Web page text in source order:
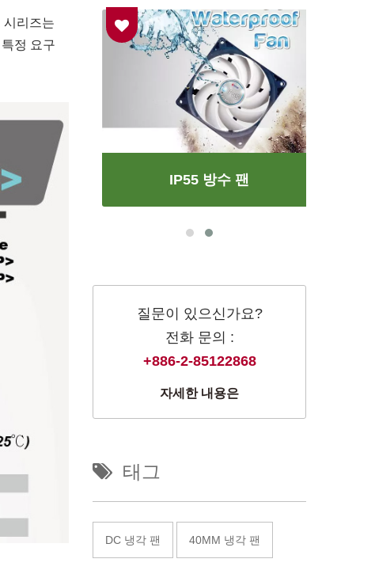
시리즈는
정 요구
IP55 방수 팬
질문이 있으신가요?
전화 문의 :
+886-2-85122868
자세한 내용은
태그
DC 냉각 팬 40MM 냉각 팬